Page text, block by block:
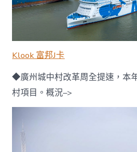
Klook 富邦J卡
◆廣州城中村改革周全提速，本
村項目。概況–>